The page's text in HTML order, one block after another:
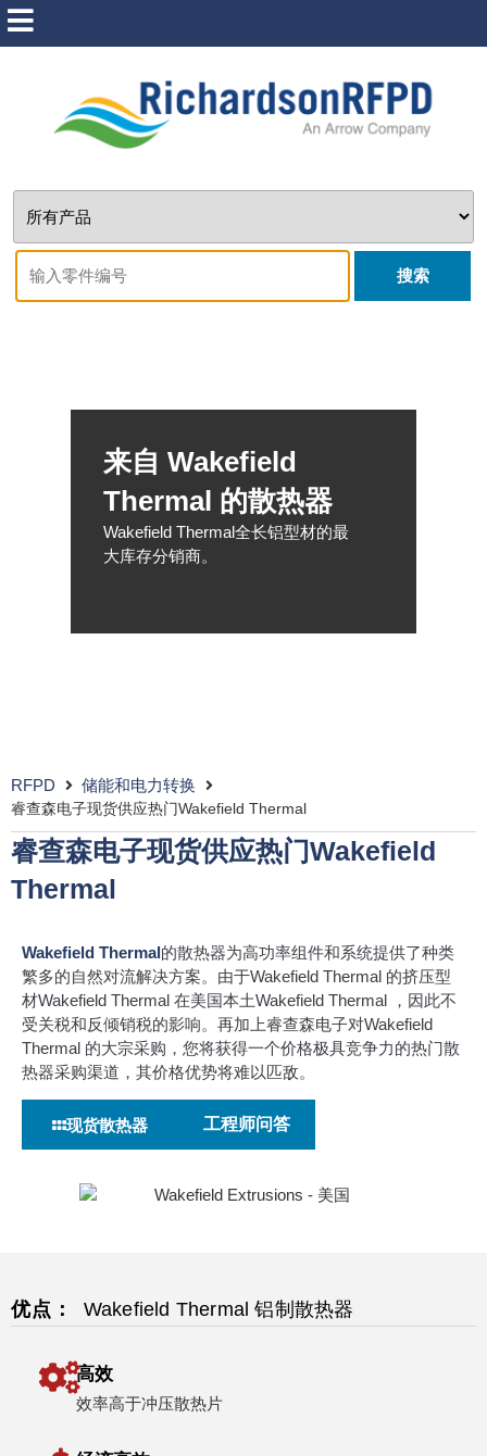
搜索
来自 Wakefield
Thermal 的散热器
Wakefield Thermal全长铝型材的最
大库存分销商。
RFPD 储能和电力转换
睿查森电子现货供应热门Wakefield Thermal
睿查森电子现货供应热门Wakefield
Thermal
Wakefield Thermal的散热器为高功率组件和系统提供了种类
繁多的自然对流解决方案。由于Wakefield Thermal 的挤压型
材Wakefield Thermal 在美国本土Wakefield Thermal ，因此不
受关税和反倾销税的影响。再加上睿查森电子对Wakefield
Thermal 的大宗采购，您将获得一个价格极具竞争力的热门散
热器采购渠道，其价格优势将难以匹敌。
现货散热器 工程师问答
优点： Wakefield Thermal 铝制散热器
高效
效率高于冲压散热片